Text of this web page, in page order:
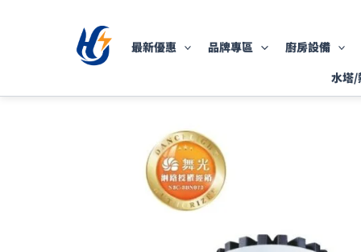
內
最新優惠 品牌專區 廚房設備
水塔/